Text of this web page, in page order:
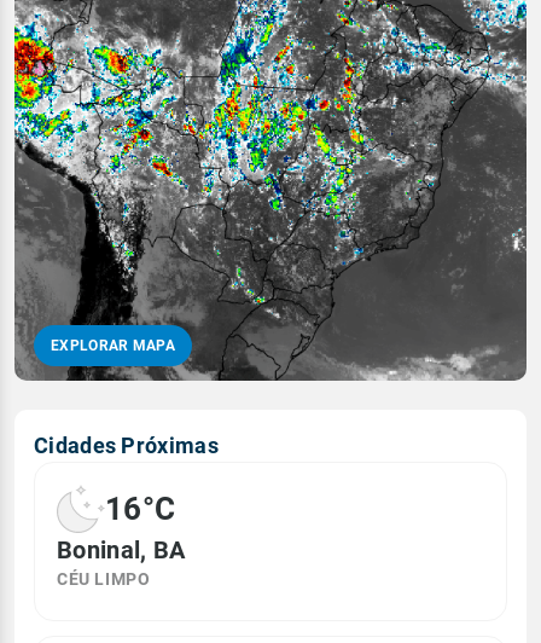
EXPLORAR MAPA
Cidades Próximas
16°C
Boninal, BA
CÉU LIMPO